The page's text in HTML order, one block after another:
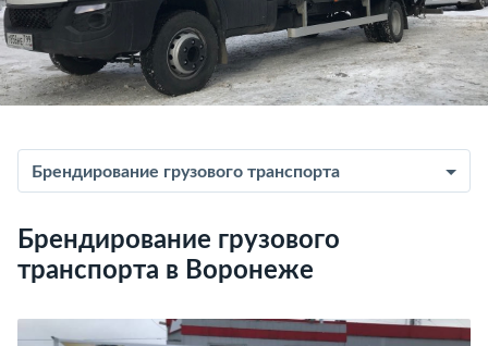
Брендирование грузового транспорта
Брендирование грузового
транспорта в Воронеже